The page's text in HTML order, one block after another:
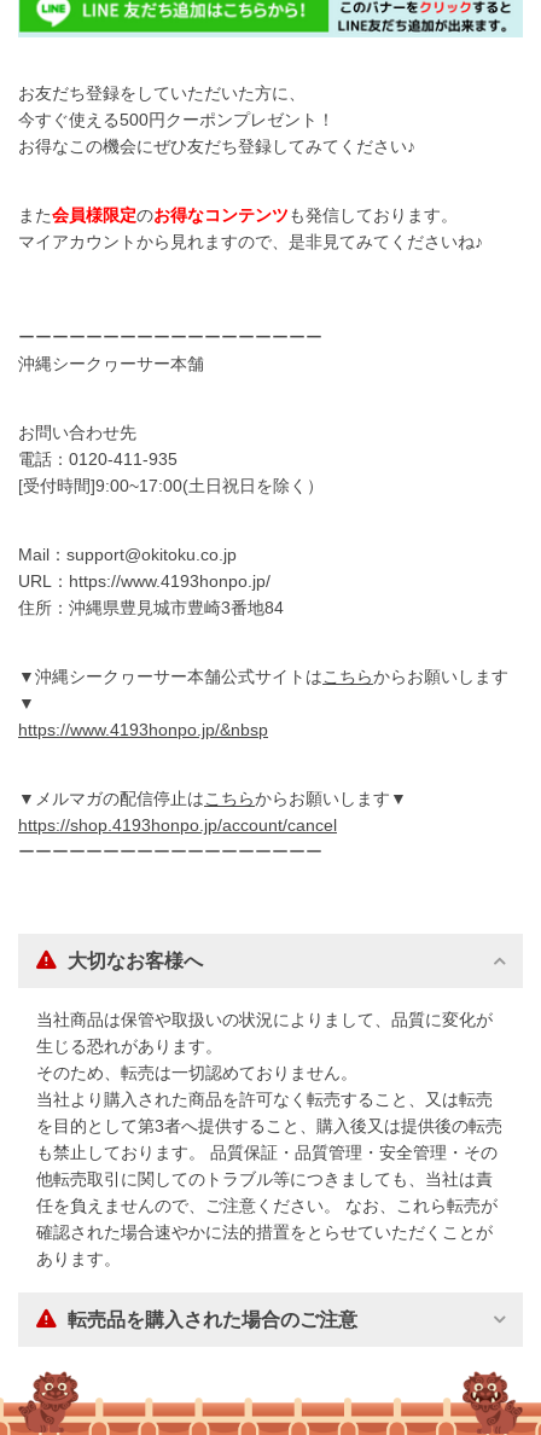
お友だち登録をしていただいた方に、
今すぐ使える500円クーポンプレゼント！
お得なこの機会にぜひ友だち登録してみてください♪
また会員様限定のお得なコンテンツも発信しております。
マイアカウントから見れますので、是非見てみてくださいね♪
ーーーーーーーーーーーーーーーーーー
沖縄シークヮーサー本舗
お問い合わせ先
電話：0120-411-935
[受付時間]9:00~17:00(土日祝日を除く）
Mail：support@okitoku.co.jp
URL：https://www.4193honpo.jp/
住所：沖縄県豊見城市豊崎3番地84
▼沖縄シークヮーサー本舗公式サイトはこちらからお願いします
▼
https://www.4193honpo.jp/&nbsp
▼メルマガの配信停止はこちらからお願いします▼
https://shop.4193honpo.jp/account/cancel
ーーーーーーーーーーーーーーーーーー
大切なお客様へ
当社商品は保管や取扱いの状況によりまして、品質に変化が
生じる恐れがあります。
そのため、転売は一切認めておりません。
当社より購入された商品を許可なく転売すること、又は転売
を目的として第3者へ提供すること、購入後又は提供後の転売
も禁止しております。 品質保証・品質管理・安全管理・その
他転売取引に関してのトラブル等につきましても、当社は責
任を負えませんので、ご注意ください。 なお、これら転売が
確認された場合速やかに法的措置をとらせていただくことが
あります。
転売品を購入された場合のご注意